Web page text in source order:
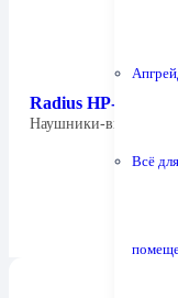
Всё
Radius HP-NEF11
Наушники-вкладыши